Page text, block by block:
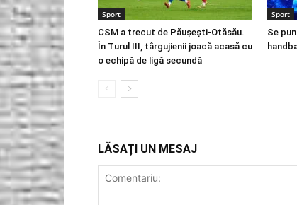
Sport
CSM a trecut de Păușești-Otăsău.
În Turul III, târgujienii joacă acasă cu
o echipă de ligă secundă
Sport
Se
LĂSAȚI UN MESAJ